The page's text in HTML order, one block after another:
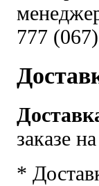
777
заказе
*